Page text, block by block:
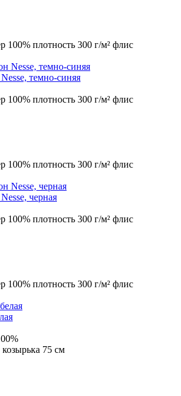
100% плотность 300 г/м² флис
темно-синяя
100% плотность 300 г/м² флис
100% плотность 300 г/м² флис
черная
100% плотность 300 г/м² флис
100% плотность 300 г/м² флис
75 см